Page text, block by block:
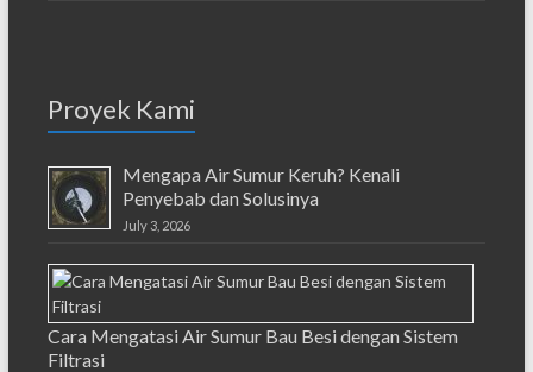
Proyek Kami
Mengapa Air Sumur Keruh? Kenali
Penyebab dan Solusinya
July 3, 2026
Cara Mengatasi Air Sumur Bau Besi dengan Sistem
Filtrasi